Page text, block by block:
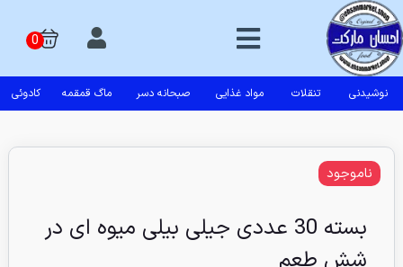
نوشیدنی تنقلات مواد غذایی صبحانه دسر ماگ قمقمه کادوئی
بسته 30 عددی جیلی بیلی میوه ای در
ناموجود